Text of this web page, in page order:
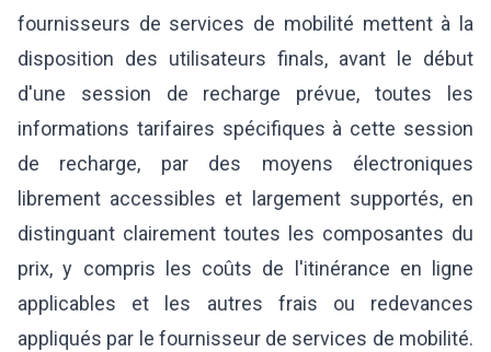
fournisseurs de services de mobilité mettent à la
disposition des utilisateurs finals, avant le début
d'une session de recharge prévue, toutes les
informations tarifaires spécifiques à cette session
de recharge, par des moyens électroniques
librement accessibles et largement supportés, en
distinguant clairement toutes les composantes du
prix, y compris les coûts de l'itinérance en ligne
applicables et les autres frais ou redevances
appliqués par le fournisseur de services de mobilité.